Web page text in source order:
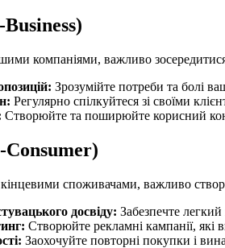
компаніями, важливо
Зрозумійте потреби та болі
Регулярно спілкуйтеся зі своїми
Створюйте та поширюйте корисний
споживачами, важливо
досвіду: Забезпечте
Створюйте рекламні кампанії, які
Заохочуйте повторні покупки і